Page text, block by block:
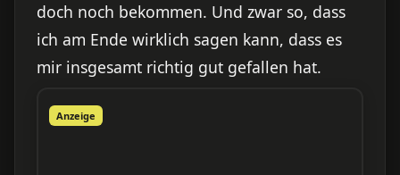
doch noch bekommen. Und zwar so, dass
ich am Ende wirklich sagen kann, dass es
mir insgesamt richtig gut gefallen hat.
Anzeige